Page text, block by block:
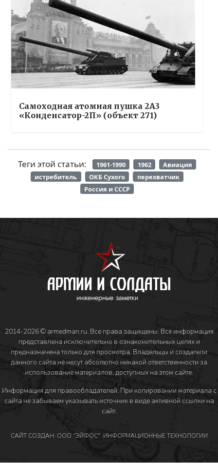
Самоходная атомная пушка 2А3
«Конденсатор-2П» (объект 271)
Теги этой статьи: 1961-1990 1962
Авиация
истребитель
ОКБ Сухого
перехватчик
Россия и СССР
2014-2026 © armedman.ru. Все права защищены. Вся информация
представлена исключительно в ознакомительных целях и
предназначена только для просмотра. Владельцы и создатели
данного сайта не несут абсолютно никакой ответственности за
использование материалов, доступных на этом сайте.
Информация для правообладателей. При копировании материала с
сайта не забываем указывать источник в виде активной ссылки на
сайт.
САЙТ СОЗДАН: ООО "ЭЙФОС". ИНФОРМАЦИОННЫЕ ТЕХНОЛОГИИ